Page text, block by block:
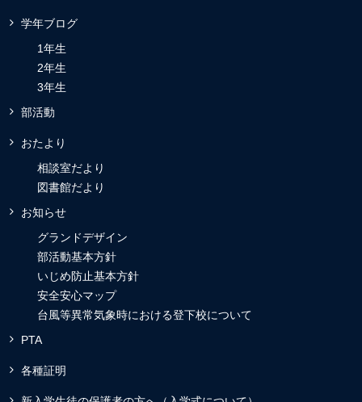
学年ブログ
1年生
2年生
3年生
部活動
おたより
相談室だより
図書館だより
お知らせ
グランドデザイン
部活動基本方針
いじめ防止基本方針
安全安心マップ
台風等異常気象時における登下校について
PTA
各種証明